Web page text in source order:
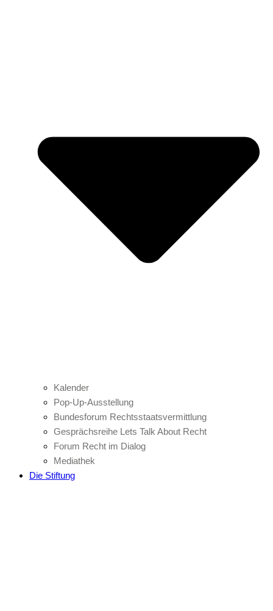
Kalender
Pop-Up-Ausstellung
Bundesforum Rechtsstaatsvermittlung
Gesprächsreihe Lets Talk About Recht
Forum Recht im Dialog
Mediathek
Die Stiftung